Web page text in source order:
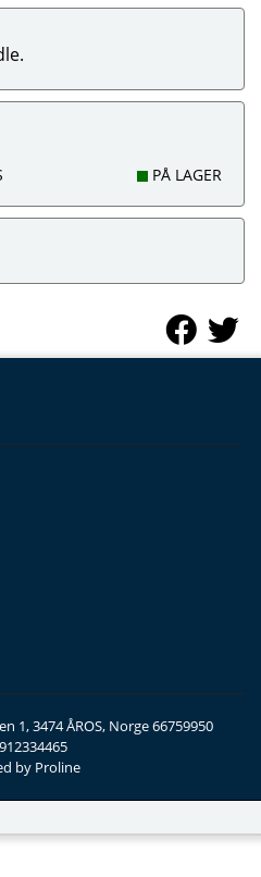
PÅ LAGER
1, 3474 ÅROS, Norge 66759950
by Proline